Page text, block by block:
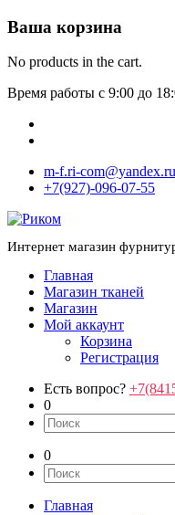
Ваша корзина
No products in the cart.
Время работы с 9:00 до
m-f.ri-com@yandex.ru
+7(927)-096-07-55
Интернет магазин
Главная
Магазин тканей
Магазин
Мой аккаунт
Корзина
Регистрация
Есть вопрос?
0
0
Главная